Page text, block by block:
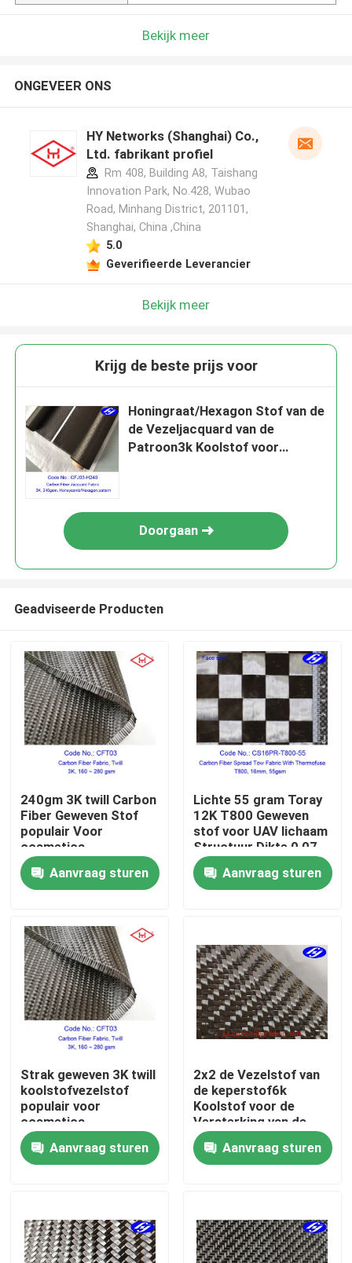
Thuis
Producten
Over ons
Fabrieksreis
Contacteer ons
nieuws
De Stof van koolstofaramid
Bekijk meer
ONGEVEER ONS
HY Networks (Shanghai) Co.,
Ltd. fabrikant profiel
Rm 408, Building A8, Taishang
Innovation Park, No.428, Wubao
Road, Minhang District, 201101,
Shanghai, China ,China
5.0
Geverifieerde Leverancier
Bekijk meer
Krijg de beste prijs voor
Honingraat/Hexagon Stof van de
de Vezeljacquard van de
Patroon3k Koolstof voor
Doorgaan
Geadviseerde Producten
240gm 3K twill Carbon
Fiber Geweven Stof
populair Voor
cosmetica
Aanvraag sturen
Lichte 55 gram Toray
12K T800 Geweven
stof voor UAV lichaam
Structuur Dikte 0,07
mm Ruw materiaal
Carbon garen
Aanvraag sturen
Strak geweven 3K twill
koolstofvezelstof
populair voor
cosmetica
Aanvraag sturen
2x2 de Vezelstof van
de keperstof6k
Koolstof voor de
Versterking van de
Jachtrompconstructie
Aanvraag sturen